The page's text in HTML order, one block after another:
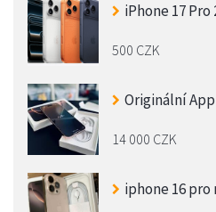
iPhone 17 Pro
500 CZK
Originální
14 000 CZK
iphone 16 pro